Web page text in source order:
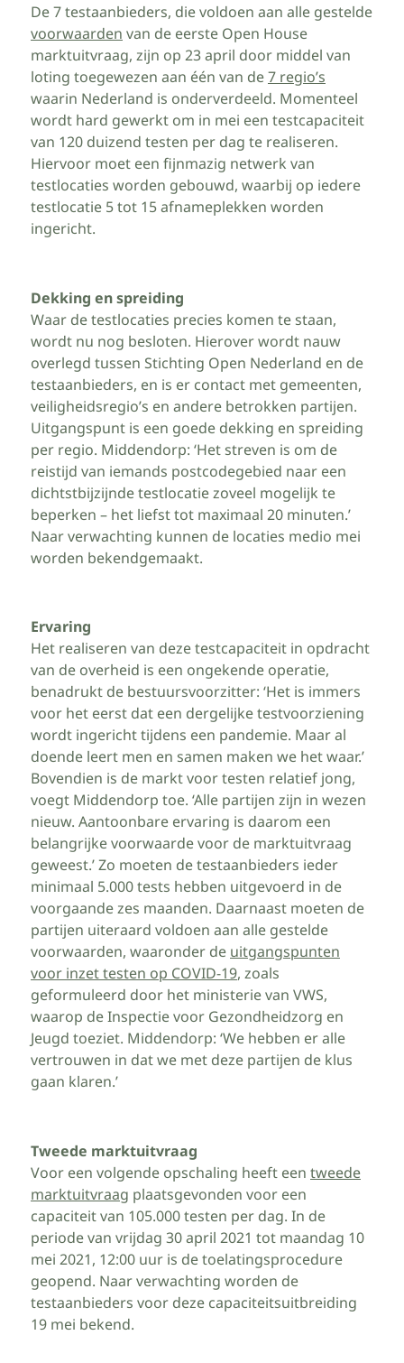
De 7 testaanbieders, die voldoen aan alle gestelde
voorwaarden van de eerste Open House
marktuitvraag, zijn op 23 april door middel van
loting toegewezen aan één van de7 regio’s
waarin Nederland is onderverdeeld. Momenteel
wordt hard gewerkt om in mei een testcapaciteit
van 120 duizend testen per dag te realiseren.
Hiervoor moet een fijnmazig netwerk van
testlocaties worden gebouwd, waarbij op iedere
testlocatie 5 tot 15 afnameplekken worden
ingericht.
Dekking en spreiding
Waar de testlocaties precies komen te staan,
wordt nu nog besloten. Hierover wordt nauw
overlegd tussen Stichting Open Nederland en de
testaanbieders, en is er contact met gemeenten,
veiligheidsregio’s en andere betrokken partijen.
Uitgangspunt is een goede dekking en spreiding
per regio. Middendorp: ‘Het streven is om de
reistijd van iemands postcodegebied naar een
dichtstbijzijnde testlocatie zoveel mogelijk te
beperken – het liefst tot maximaal 20 minuten.’
Naar verwachting kunnen de locaties medio mei
worden bekendgemaakt.
Ervaring
Het realiseren van deze testcapaciteit in opdracht
van de overheid is een ongekende operatie,
benadrukt de bestuursvoorzitter: ‘Het is immers
voor het eerst dat een dergelijke testvoorziening
wordt ingericht tijdens een pandemie. Maar al
doende leert men en samen maken we het waar.’
Bovendien is de markt voor testen relatief jong,
voegt Middendorp toe. ‘Alle partijen zijn in wezen
nieuw. Aantoonbare ervaring is daarom een
belangrijke voorwaarde voor de marktuitvraag
geweest.’ Zo moeten de testaanbieders ieder
minimaal 5.000 tests hebben uitgevoerd in de
voorgaande zes maanden. Daarnaast moeten de
partijen uiteraard voldoen aan alle gestelde
voorwaarden, waaronder de uitgangspunten
voor inzet testen op COVID-19, zoals
geformuleerd door het ministerie van VWS,
waarop de Inspectie voor Gezondheidzorg en
Jeugd toeziet. Middendorp: ‘We hebben er alle
vertrouwen in dat we met deze partijen de klus
gaan klaren.’
Tweede marktuitvraag
Voor een volgende opschaling heeft een tweede
marktuitvraag plaatsgevonden voor een
capaciteit van 105.000 testen per dag. In de
periode van vrijdag 30 april 2021 tot maandag 10
mei 2021, 12:00 uur is de toelatingsprocedure
geopend. Naar verwachting worden de
testaanbieders voor deze capaciteitsuitbreiding
19 mei bekend.